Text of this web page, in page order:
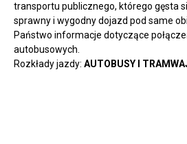
transportu publicznego, którego gęsta
sprawny i wygodny dojazd pod same
Państwo informacje dotyczące
autobusowych.
Rozkłady jazdy: AUTOBUSY I